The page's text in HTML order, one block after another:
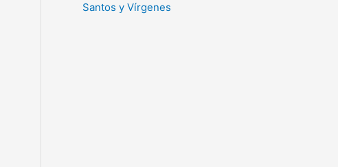
Santos y Vírgenes